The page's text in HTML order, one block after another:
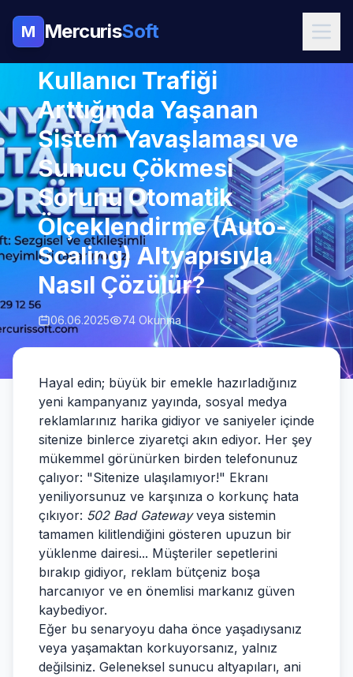
M MercurisSoft
Kullanıcı Trafiği
Arttığında Yaşanan
Sistem Yavaşlaması ve
Sunucu Çökmesi
Sorunu Otomatik
Ölçeklendirme (Auto-
Scaling) Altyapısıyla
Nasıl Çözülür?
06.06.2025 74 Okunma
Hayal edin; büyük bir emekle hazırladığınız
yeni kampanyanız yayında, sosyal medya
reklamlarınız harika gidiyor ve saniyeler içinde
sitenize binlerce ziyaretçi akın ediyor. Her şey
mükemmel görünürken birden telefonunuz
çalıyor: "Sitenize ulaşılamıyor!" Ekranı
yeniliyorsunuz ve karşınıza o korkunç hata
çıkıyor: 502 Bad Gatewayveya sistemin
tamamen kilitlendiğini gösteren upuzun bir
yüklenme dairesi... Müşteriler sepetlerini
bırakıp gidiyor, reklam bütçeniz boşa
harcanıyor ve en önemlisi markanız güven
kaybediyor.
Eğer bu senaryoyu daha önce yaşadıysanız
veya yaşamaktan korkuyorsanız, yalnız
değilsiniz. Geleneksel sunucu altyapıları, ani